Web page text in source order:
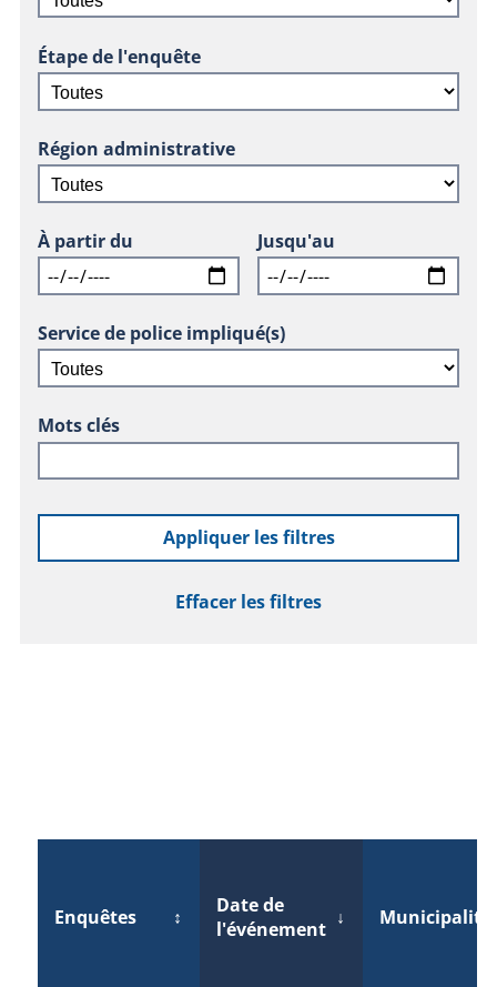
Étape de l'enquête
Région administrative
À partir du Jusqu'au
Service de police impliqué(s)
Mots clés
Appliquer les filtres
Effacer les filtres
Enquêtes ↕
Date de
l'événement ↓ Municipalité